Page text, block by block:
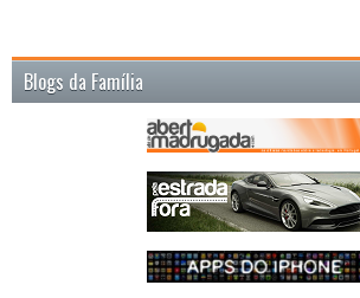
Blogs da Família